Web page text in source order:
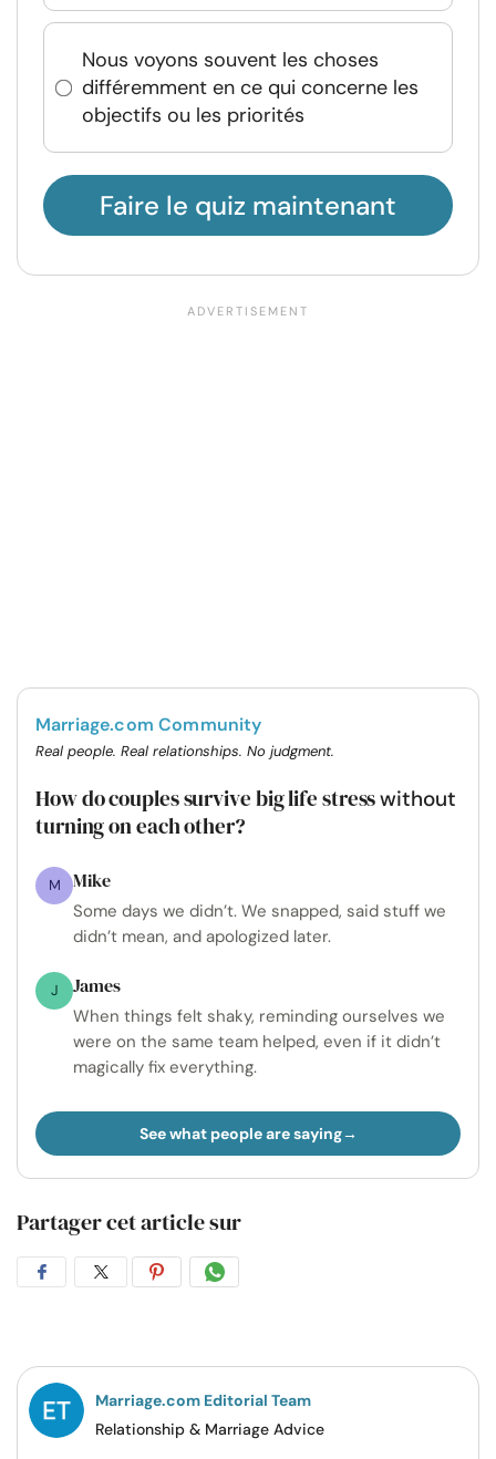
Nous voyons souvent les choses
différemment en ce qui concerne les
objectifs ou les priorités
Faire le quiz maintenant
Marriage.com Community
Real people. Real relationships. No judgment.
How do couples survive big life stresswithout
turning on each other?
M Mike
Some days we didn’t. We snapped, said stuff we
didn’t mean, and apologized later.
J James
When things felt shaky, reminding ourselves we
were on the same team helped, even if it didn’t
magically fix everything.
See what people are saying
Partager cet article sur
PartagerPartagerPartagerPartager
Marriage.com Editorial Team
Relationship & Marriage Advice